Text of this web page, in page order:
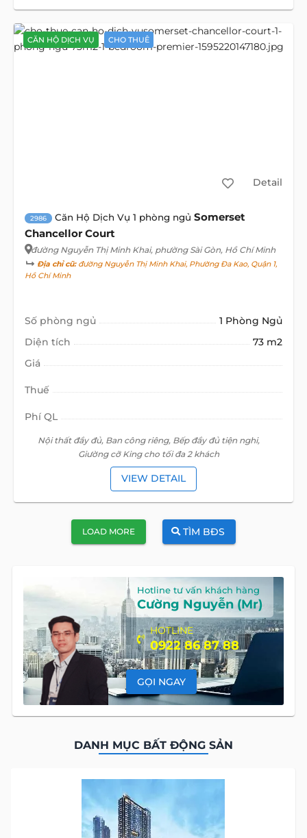
CĂN HỘ DỊCH VỤ CHO THUÊ
Detail
2986 Căn Hộ Dịch Vụ 1 phòng ngủ Somerset
Chancellor Court
đường Nguyễn Thị Minh Khai, phường Sài Gòn, Hồ Chí Minh
Địa chỉ cũ:đường Nguyễn Thị Minh Khai, Phường Đa Kao, Quận 1,
Hồ Chí Minh
Số phòng ngủ
1 Phòng Ngủ
Diện tích
73 m2
Giá
Thuế
Phí QL
Nội thất đầy đủ, Ban công riêng, Bếp đầy đủ tiện nghi,
Giường cỡ King cho tối đa 2 khách
VIEW DETAIL
LOAD MORE TÌM BĐS
Hotline tư vấn khách hàng
Cường Nguyễn (Mr)
HOTLINE
0922 86 87 88
GỌI NGAY
DANH MỤC BẤT ĐỘNG SẢN